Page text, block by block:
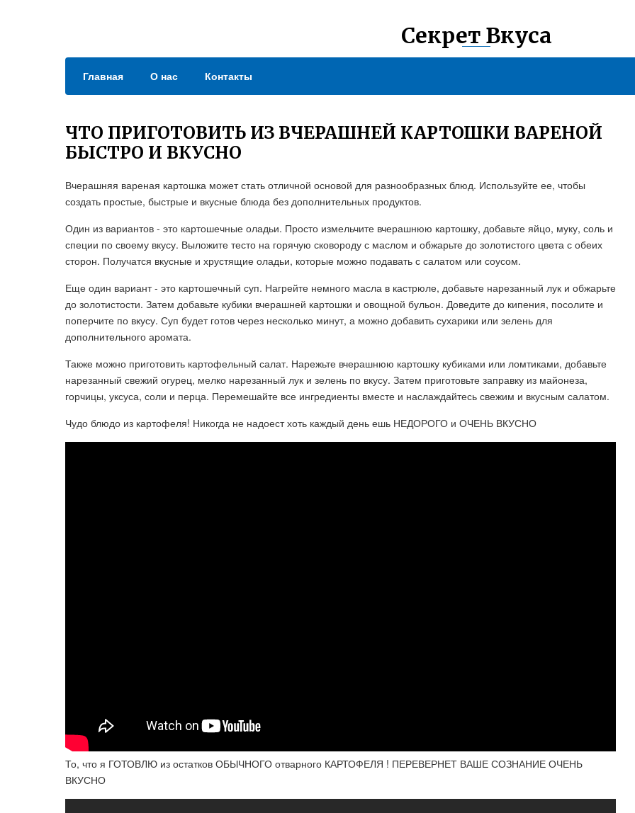
Секрет Вкуса
Главная О нас Контакты
ЧТО ПРИГОТОВИТЬ ИЗ ВЧЕРАШНЕЙ КАРТОШКИ ВАРЕНОЙ
БЫСТРО И ВКУСНО
Вчерашняя вареная картошка может стать отличной основой для разнообразных блюд. Используйте ее, чтобы
создать простые, быстрые и вкусные блюда без дополнительных продуктов.
Один из вариантов - это картошечные оладьи. Просто измельчите вчерашнюю картошку, добавьте яйцо, муку, соль и
специи по своему вкусу. Выложите тесто на горячую сковороду с маслом и обжарьте до золотистого цвета с обеих
сторон. Получатся вкусные и хрустящие оладьи, которые можно подавать с салатом или соусом.
Еще один вариант - это картошечный суп. Нагрейте немного масла в кастрюле, добавьте нарезанный лук и обжарьте
до золотистости. Затем добавьте кубики вчерашней картошки и овощной бульон. Доведите до кипения, посолите и
поперчите по вкусу. Суп будет готов через несколько минут, а можно добавить сухарики или зелень для
дополнительного аромата.
Также можно приготовить картофельный салат. Нарежьте вчерашнюю картошку кубиками или ломтиками, добавьте
нарезанный свежий огурец, мелко нарезанный лук и зелень по вкусу. Затем приготовьте заправку из майонеза,
горчицы, уксуса, соли и перца. Перемешайте все ингредиенты вместе и наслаждайтесь свежим и вкусным салатом.
Чудо блюдо из картофеля! Никогда не надоест хоть каждый день ешь НЕДОРОГО и ОЧЕНЬ ВКУСНО
То, что я ГОТОВЛЮ из остатков ОБЫЧНОГО отварного КАРТОФЕЛЯ ! ПЕРЕВЕРНЕТ ВАШЕ СОЗНАНИЕ ОЧЕНЬ
ВКУСНО